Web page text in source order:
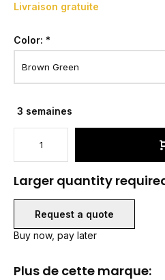
Livraison gratuite
Color: *
3 semaines
Larger quantity
Request a quote
Buy now, pay later
Plus de cette marque: